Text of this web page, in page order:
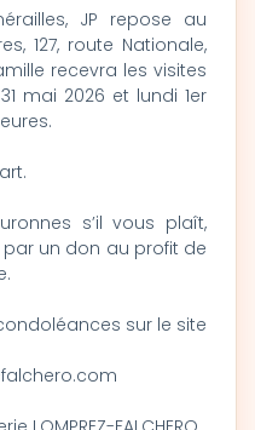
JP repose au
127, route Nationale,
recevra les visites
mai 2026 et lundi 1er
s’il vous plaît,
un don au profit de
sur le site